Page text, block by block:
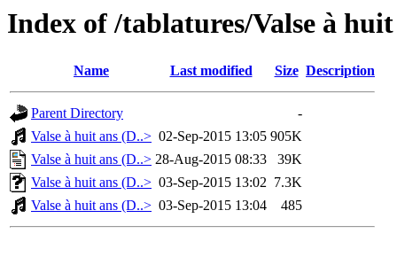
Index of /tablatures/Valse à
Name Last modified Size Description
Parent Directory
-
Valse à huit ans (D..> 02-Sep-2015 13:05 905K
Valse à huit ans (D..> 28-Aug-2015 08:33
39K
Valse à huit ans (D..> 03-Sep-2015 13:02 7.3K
Valse à huit ans (D..> 03-Sep-2015 13:04 485